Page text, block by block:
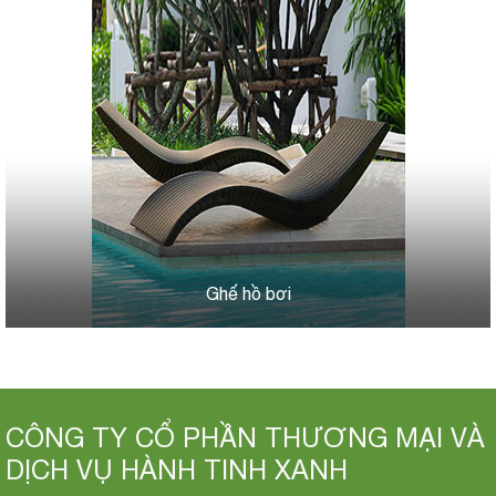
Ghế hồ bơi
CÔNG TY CỔ PHẦN THƯƠNG MẠI VÀ
DỊCH VỤ HÀNH TINH XANH